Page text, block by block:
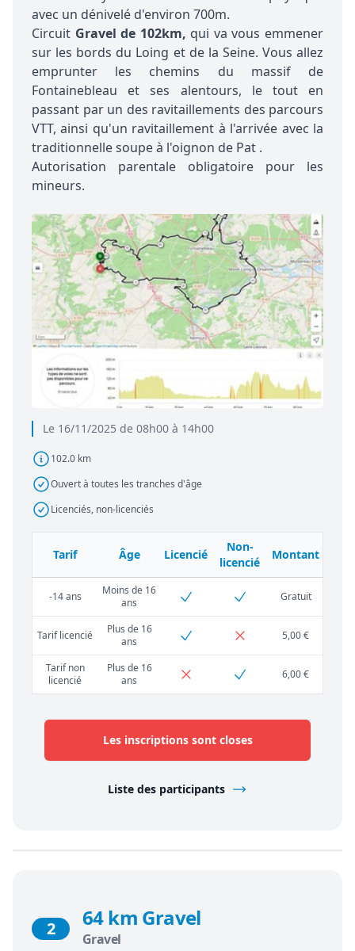
Le 16/11/2025 de 08h00 à 14h00
102.0 km
Ouvert à toutes les tranches d'âge
Licenciés, non-licenciés
avec un dénivelé d'environ 700m.
Circuit Gravel de 102km, qui va vous emmener
sur les bords du Loing et de la Seine. Vous allez
emprunter les chemins du massif de
Fontainebleau et ses alentours, le tout en
passant par un des ravitaillements des parcours
VTT, ainsi qu'un ravitaillement à l'arrivée avec la
traditionnelle soupe à l'oignon de Pat .
Autorisation parentale obligatoire pour les
mineurs.
Tarif Âge Licencié
Non-
licencié
Montant
-14 ans
Moins de 16
ans
Gratuit
Tarif licencié
Plus de 16
ans
5,00 €
Tarif non
licencié
Plus de 16
ans
6,00 €
Les inscriptions sont closes
Liste des participants
2 64 km Gravel
Gravel